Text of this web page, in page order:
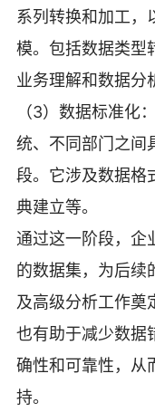
系列转换和加工，
模。包括数据类型
业务理解和数据分
（3）数据标准化
统、不同部门之间
段。它涉及数据格
典建立等。
通过这一阶段，企
的数据集，为后续
及高级分析工作奠
也有助于减少数据
确性和可靠性，从
持。